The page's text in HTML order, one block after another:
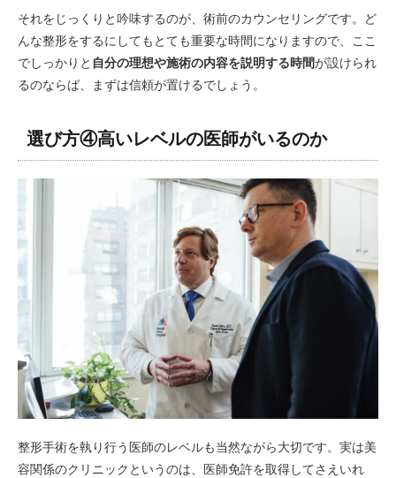
それをじっくりと吟味するのが、術前のカウンセリングです。ど
んな整形をするにしてもとても重要な時間になりますので、ここ
でしっかりと 自分の理想や施術の内容を説明する時間が設けられ
るのならば、まずは信頼が置けるでしょう。
選び方④高いレベルの医師がいるのか
整形手術を執り行う医師のレベルも当然ながら大切です。実は美
容関係のクリニックというのは、医師免許を取得してさえいれ